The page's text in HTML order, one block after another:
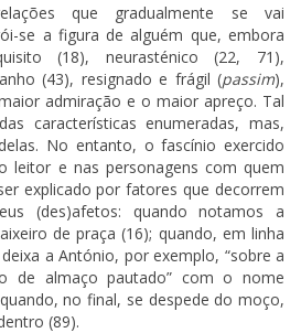
que gradualmente se vai
se a figura de alguém que, embora
(18), neurasténico (22, 71),
(43), resignado e frágil (passim),
admiração e o maior apreço. Tal
características enumeradas, mas,
No entanto, o fascínio exercido
leitor e nas personagens com quem
explicado por fatores que decorrem
(des)afetos: quando notamos a
de praça (16); quando, em linha
a António, por exemplo, “sobre a
de almaço pautado” com o nome
no final, se despede do moço,
(89).